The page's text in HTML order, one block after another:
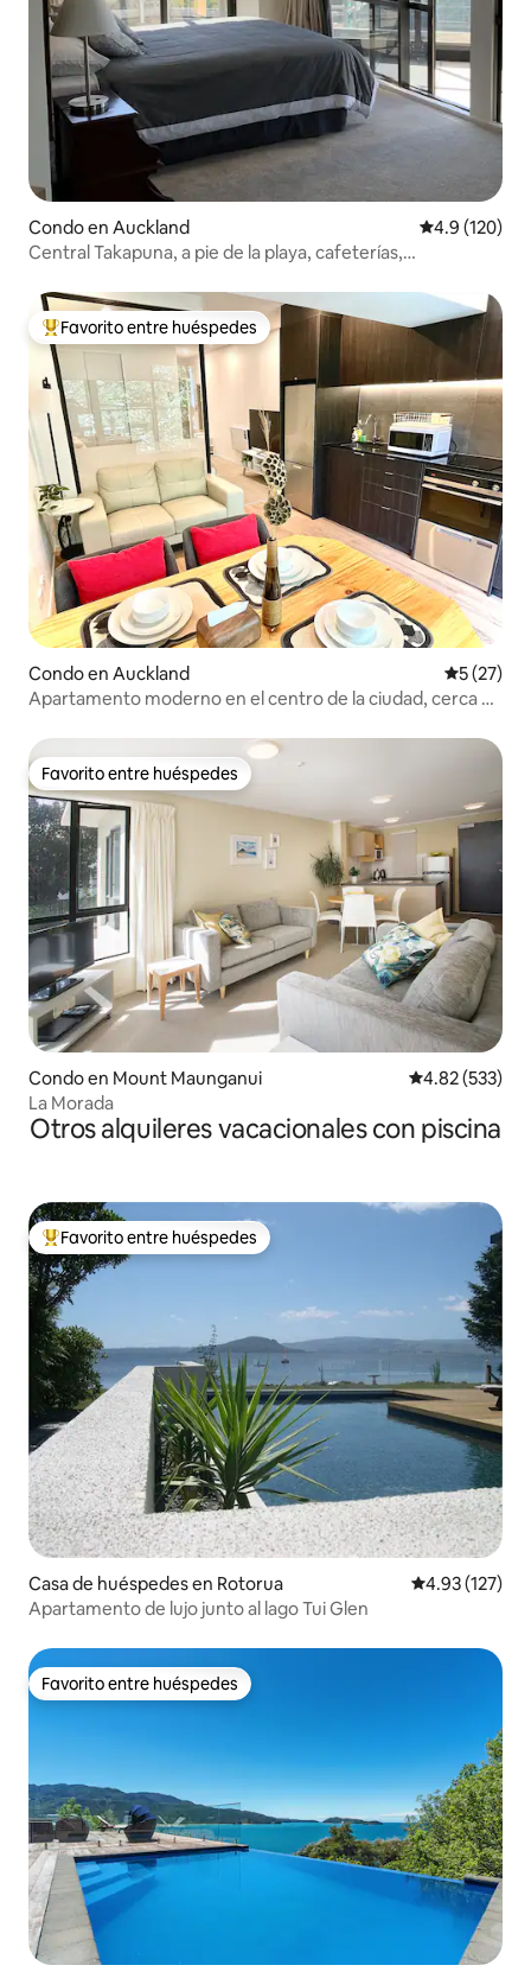
Condo en Auckland Calificación
4.9 (120)
Central Takapuna, a pie de la playa, cafeterías,
Favorito entre huéspedes preferido
Favorito entre huéspedes
Condo en Auckland
5 (27)
Apartamento moderno en el centro de la ciudad, cerca de
Favorito entre huéspedes
Favorito entre huéspedes
Condo en Mount Maunganui Calificación
4.82 (533)
La Morada
Otros alquileres vacacionales con piscina
Favorito entre huéspedes preferido
Favorito entre huéspedes
Casa de huéspedes en Rotorua Calificación
4.93 (127)
Apartamento de lujo junto al lago Tui Glen
Favorito entre huéspedes
Favorito entre huéspedes